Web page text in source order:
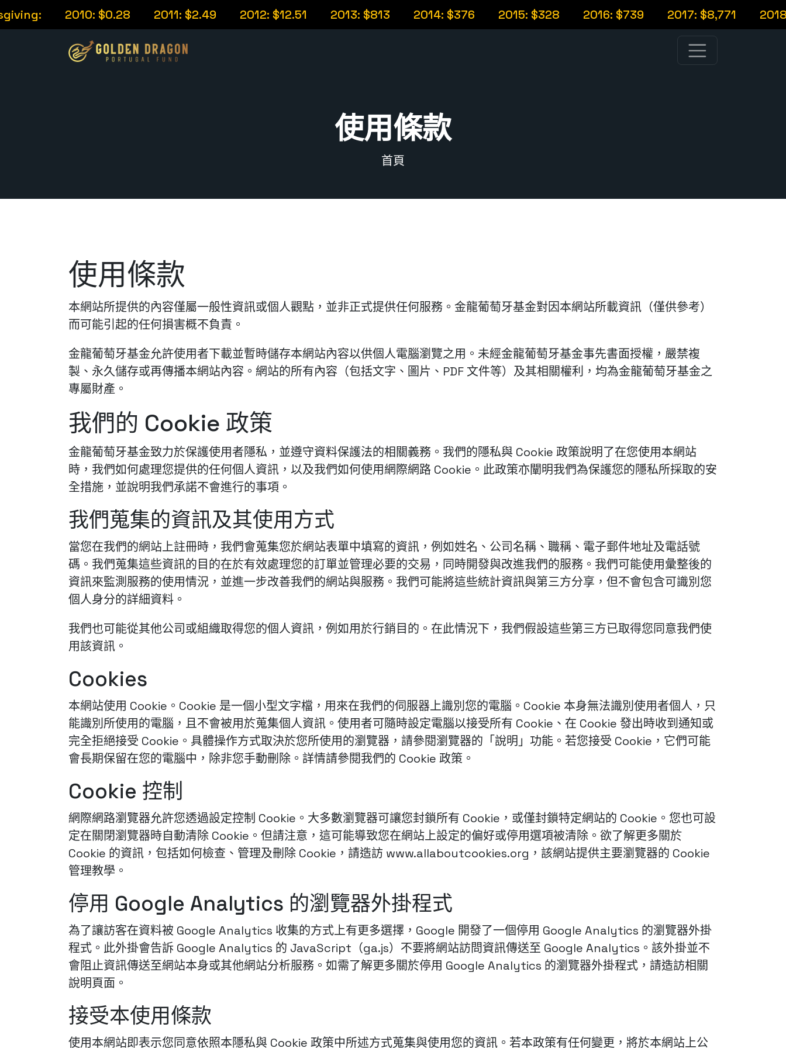
2010: $0.28 2011: $2.49 2012: $12.51 2013: $813 2014: $376 2015: $328 2016: $739 2017: $8,771 2018:
使用條款
首頁
使用條款
本網站所提供的內容僅屬一般性資訊或個人觀點，並非正式提供任何服務。金龍葡萄牙基金對因本網站所載資訊（僅供參考）
而可能引起的任何損害概不負責。
金龍葡萄牙基金允許使用者下載並暫時儲存本網站內容以供個人電腦瀏覽之用。未經金龍葡萄牙基金事先書面授權，嚴禁複
製、永久儲存或再傳播本網站內容。網站的所有內容（包括文字、圖片、PDF 文件等）及其相關權利，均為金龍葡萄牙基金之
專屬財產。
我們的 Cookie 政策
金龍葡萄牙基金致力於保護使用者隱私，並遵守資料保護法的相關義務。我們的隱私與 Cookie 政策說明了在您使用本網站
時，我們如何處理您提供的任何個人資訊，以及我們如何使用網際網路 Cookie。此政策亦闡明我們為保護您的隱私所採取的安
全措施，並說明我們承諾不會進行的事項。
我們蒐集的資訊及其使用方式
當您在我們的網站上註冊時，我們會蒐集您於網站表單中填寫的資訊，例如姓名、公司名稱、職稱、電子郵件地址及電話號
碼。我們蒐集這些資訊的目的在於有效處理您的訂單並管理必要的交易，同時開發與改進我們的服務。我們可能使用彙整後的
資訊來監測服務的使用情況，並進一步改善我們的網站與服務。我們可能將這些統計資訊與第三方分享，但不會包含可識別您
個人身分的詳細資料。
我們也可能從其他公司或組織取得您的個人資訊，例如用於行銷目的。在此情況下，我們假設這些第三方已取得您同意我們使
用該資訊。
Cookies
本網站使用 Cookie。Cookie 是一個小型文字檔，用來在我們的伺服器上識別您的電腦。Cookie 本身無法識別使用者個人，只
能識別所使用的電腦，且不會被用於蒐集個人資訊。使用者可隨時設定電腦以接受所有 Cookie、在 Cookie 發出時收到通知或
完全拒絕接受 Cookie。具體操作方式取決於您所使用的瀏覽器，請參閱瀏覽器的「說明」功能。若您接受 Cookie，它們可能
會長期保留在您的電腦中，除非您手動刪除。詳情請參閱我們的 Cookie 政策。
Cookie 控制
網際網路瀏覽器允許您透過設定控制 Cookie。大多數瀏覽器可讓您封鎖所有 Cookie，或僅封鎖特定網站的 Cookie。您也可設
定在關閉瀏覽器時自動清除 Cookie。但請注意，這可能導致您在網站上設定的偏好或停用選項被清除。欲了解更多關於
Cookie 的資訊，包括如何檢查、管理及刪除 Cookie，請造訪 www.allaboutcookies.org，該網站提供主要瀏覽器的 Cookie
管理教學。
停用 Google Analytics 的瀏覽器外掛程式
為了讓訪客在資料被 Google Analytics 收集的方式上有更多選擇，Google 開發了一個停用 Google Analytics 的瀏覽器外掛
程式。此外掛會告訴 Google Analytics 的 JavaScript（ga.js）不要將網站訪問資訊傳送至 Google Analytics。該外掛並不
會阻止資訊傳送至網站本身或其他網站分析服務。如需了解更多關於停用 Google Analytics 的瀏覽器外掛程式，請造訪相關
說明頁面。
接受本使用條款
使用本網站即表示您同意依照本隱私與 Cookie 政策中所述方式蒐集與使用您的資訊。若本政策有任何變更，將於本網站上公